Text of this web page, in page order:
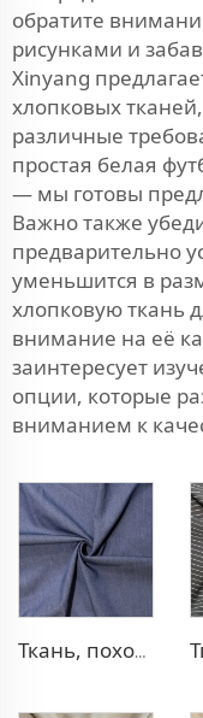
обратите
рисунками и
Xinyang
хлопковых
различные
простая белая
— мы готовы
Важно также
предварительно
уменьшится в
хлопковую ткань
внимание на её
заинтересует
опции, которые
вниманием к
Ткань, похожая на деним, из полиэстера и вискозы